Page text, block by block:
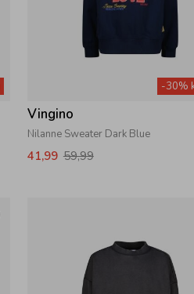
-30%
Vingino
Nilanne Sweater Dark Blue
41,99 59,99